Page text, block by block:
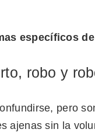
específicos
robo y
pero
ajenas sin la